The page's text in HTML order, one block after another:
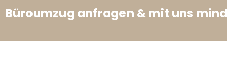
Büroumzug anfragen & mit uns